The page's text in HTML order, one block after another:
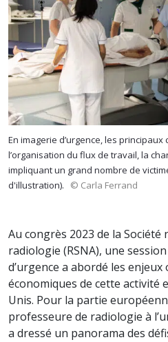
En imagerie d’urgence, les
l’organisation du flux de travail, la
impliquant un grand nombre de
d'illustration).
© Carla Ferrand
Au congrès 2023 de la Société
radiologie (RSNA), une
d’urgence a abordé les
économiques de cette activité
Unis. Pour la partie
professeure de radiologie à
a dressé un panorama des